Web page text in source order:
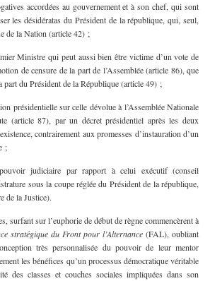
accordées au gouvernement et à son chef, qui sont
les désidératas du Président de la république, qui, seul,
de la Nation (article 42) ;
Ministre qui peut aussi bien être victime d’un vote de
de censure de la part de l’Assemblée (article 86), que
part du Président de la République (article 49) ;
présidentielle sur celle dévolue à l’Assemblée Nationale
(article 87), par un décret présidentiel après les deux
contrairement aux promesses d’instauration d’un
;
judiciaire par rapport à celui exécutif (conseil
sous la coupe réglée du Président de la république,
de la Justice).
surfant sur l’euphorie de début de règne commencèrent à
stratégique du Front pour l’Alternance (FAL), oubliant
très personnalisée du pouvoir de leur mentor
les bénéfices qu’un processus démocratique véritable
des classes et couches sociales impliquées dans son